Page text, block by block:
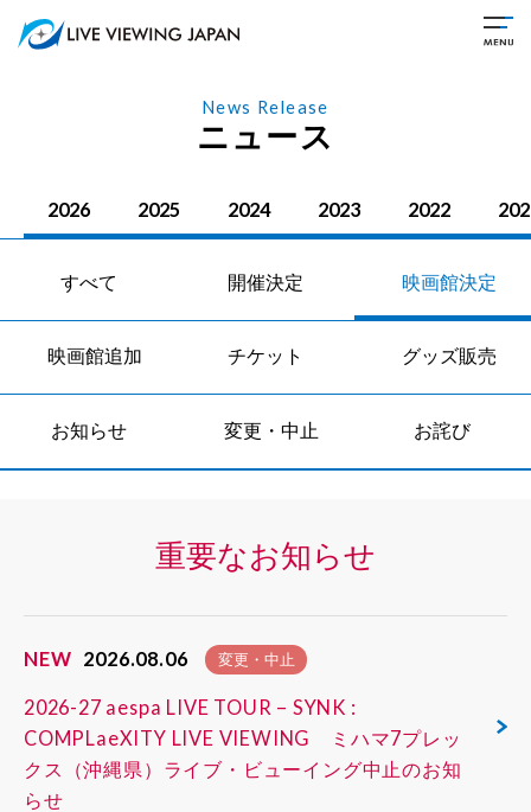
News Release
ニュース
2026 2025 2024 2023 2022
すべて 開催決定 映画館決定
映画館追加 チケット グッズ販売
お知らせ 変更・中止 お詫び
重要なお知らせ
NEW 2026.08.06 変更・中止
2026-27 aespa LIVE TOUR – SYNK :
COMPLaeXITY LIVE VIEWING ミハマ7プレッ
クス（沖縄県）ライブ・ビューイング中止のお知
らせ